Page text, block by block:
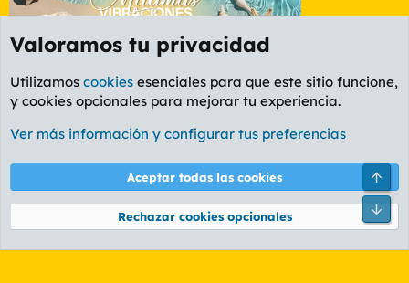
Foro General
Cookies
PL OLDSTYLE AMARILLO
Términos y reglas Política de privacidad Ayuda
Community platform by XenForo® © 2010-2026 XenForo Ltd.
Valoramos tu privacidad
Utilizamos cookies esenciales para que este sitio funcione,
y cookies opcionales para mejorar tu experiencia.
Ver más información y configurar tus preferencias
Aceptar todas las cookies
Rechazar cookies opcionales